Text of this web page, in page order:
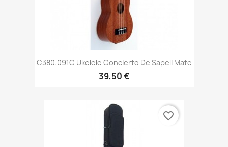
C380.091C Ukelele Concierto De Sapeli Mate
39,50 €
favorite_border